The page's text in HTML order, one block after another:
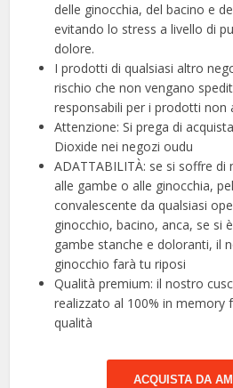
delle ginocchia, del bacino e
evitando lo stress a livello di
dolore.
I prodotti di qualsiasi altro
rischio che non vengano
responsabili per i prodotti non
Attenzione: Si prega di
Dioxide nei negozi oudu
ADATTABILITÀ: se si soffre di
alle gambe o alle ginocchia,
convalescente da qualsiasi
ginocchio, bacino, anca, se si
gambe stanche e doloranti, il
ginocchio farà tu riposi
Qualità premium: il nostro
realizzato al 100% in memory
qualità
ACQUISTA DA